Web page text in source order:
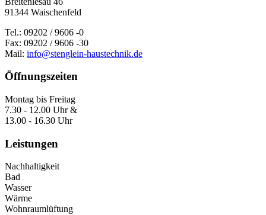
91344 Waischenfeld
Tel.: 09202 / 9606 -0
Fax: 09202 / 9606 -30
Mail: info@stenglein-haustechnik.de
Öffnungszeiten
Montag bis Freitag
7.30 - 12.00 Uhr &
13.00 - 16.30 Uhr
Leistungen
Nachhaltigkeit
Bad
Wasser
Wärme
Wohnraumlüftung